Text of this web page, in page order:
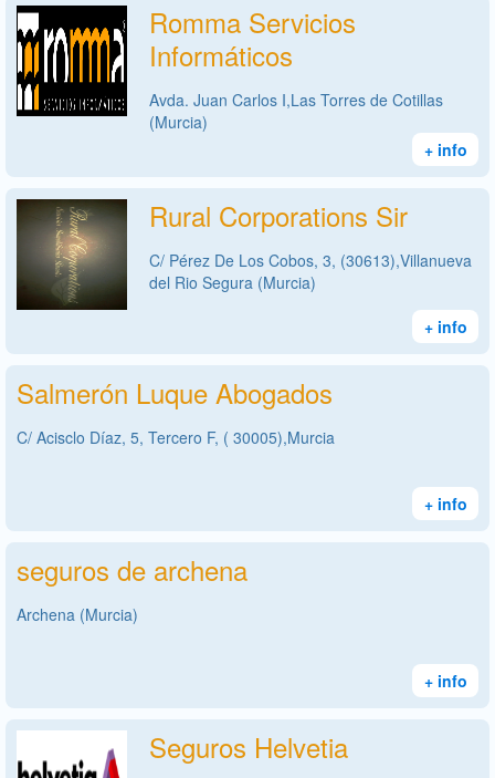
Romma Servicios
Informáticos
Avda. Juan Carlos I,Las Torres de Cotillas
(Murcia)
+ info
Rural Corporations Sir
C/ Pérez De Los Cobos, 3, (30613),Villanueva
del Rio Segura (Murcia)
+ info
Salmerón Luque Abogados
C/ Acisclo Díaz, 5, Tercero F, ( 30005),Murcia
+ info
seguros de archena
Archena (Murcia)
+ info
Seguros Helvetia